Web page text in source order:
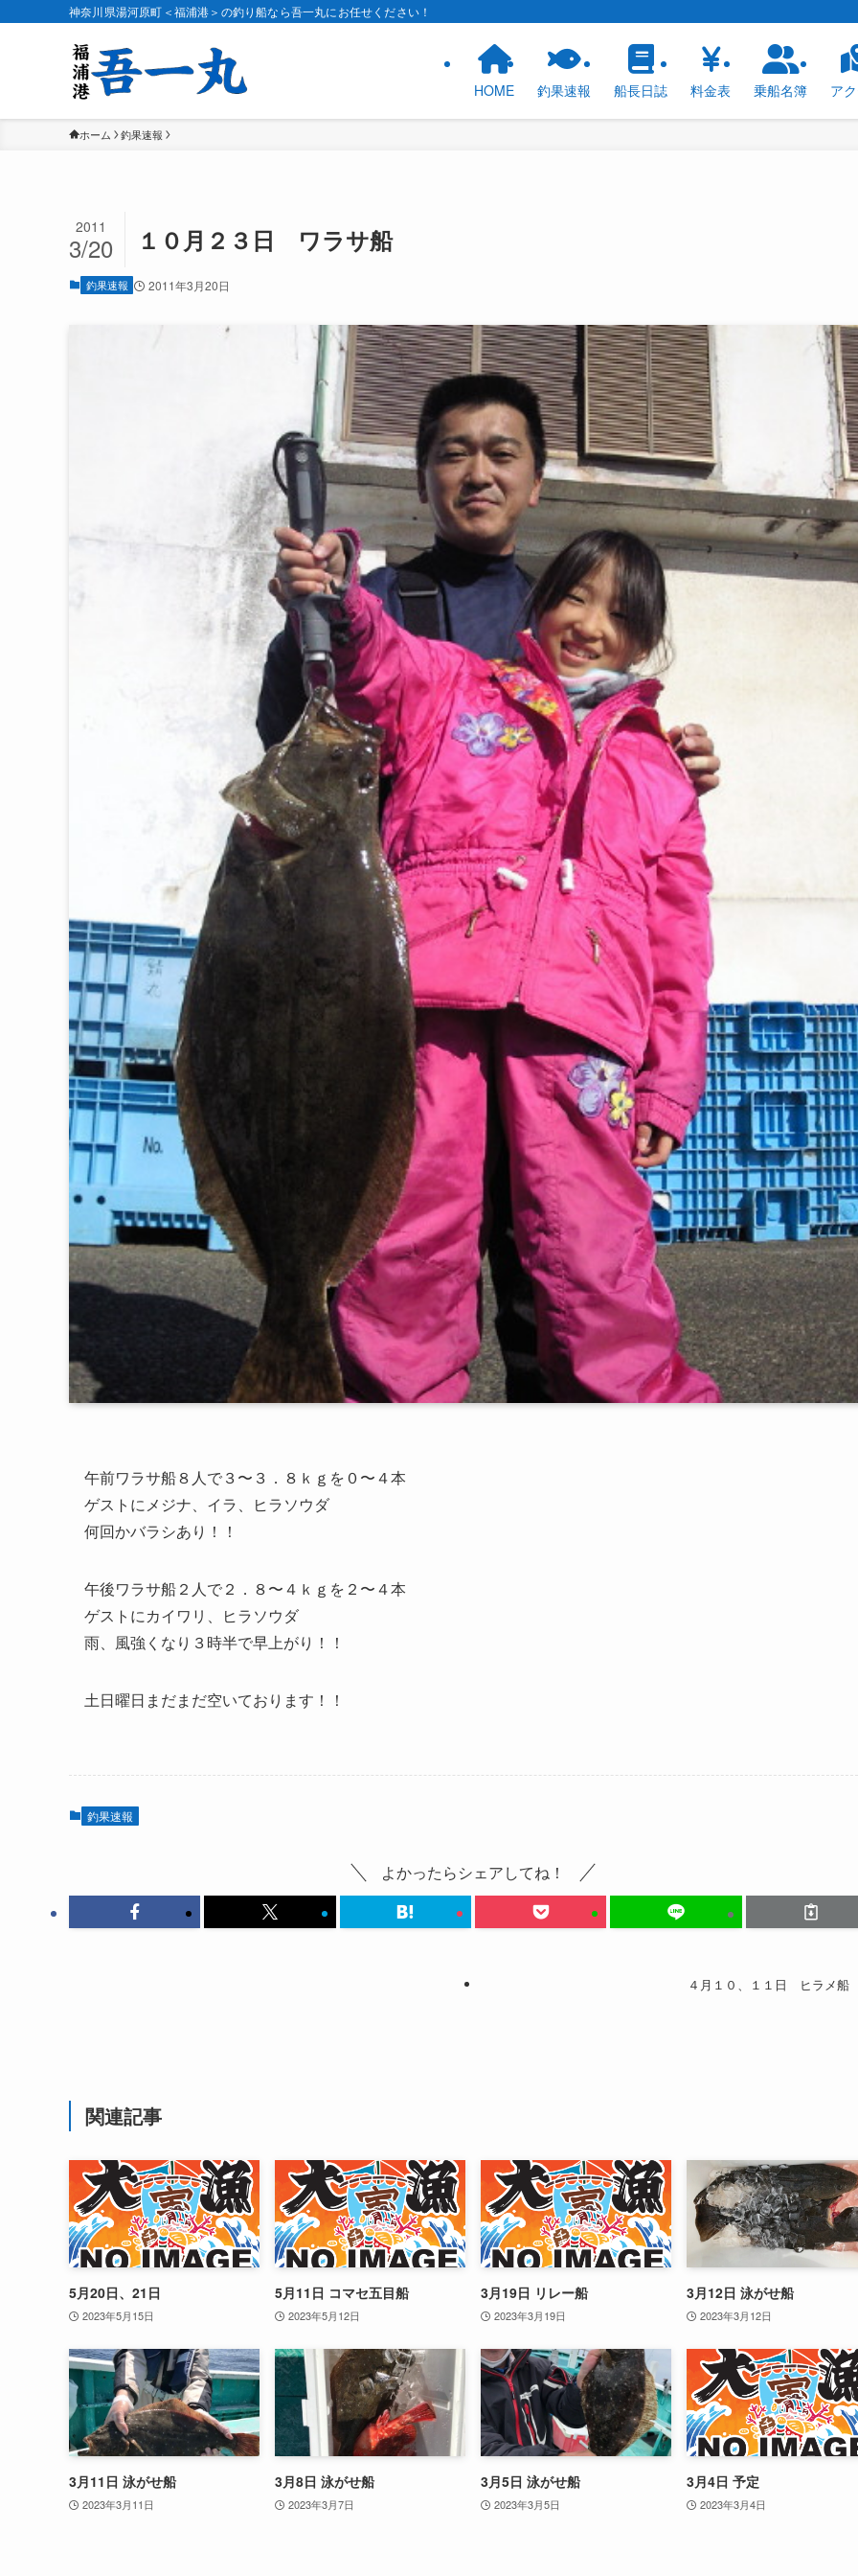
神奈川県湯河原町＜福浦港＞の釣り船なら吾一丸にお任せください！
HOME 釣果速報 船長日誌 料金表 乗船名簿 ア
ホーム 釣果速報
１０月２３日 ワラサ船
2011
3/20
釣果速報 2011年3月20日
午前ワラサ船８人で３〜３．８ｋｇを０〜４本
ゲストにメジナ、イラ、ヒラソウダ
何回かバラシあり！！
午後ワラサ船２人で２．８〜４ｋｇを２〜４本
ゲストにカイワリ、ヒラソウダ
雨、風強くなり３時半で早上がり！！
土日曜日まだまだ空いております！！
釣果速報
よかったらシェアしてね！
４月１０、１１日 ヒラメ船
関連記事
5月20日、21日
2023年5月15日
5月11日 コマセ五目船
2023年5月12日
3月19日 リレー船
2023年3月19日
3月12日 泳がせ船
2023年3月12日
3月11日 泳がせ船
2023年3月11日
3月8日 泳がせ船
2023年3月7日
3月5日 泳がせ船
2023年3月5日
3月4日 予定
2023年3月4日